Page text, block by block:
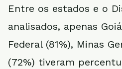
Entre os estados e o
analisados, apenas
Federal (81%), Minas
(72%) tiveram